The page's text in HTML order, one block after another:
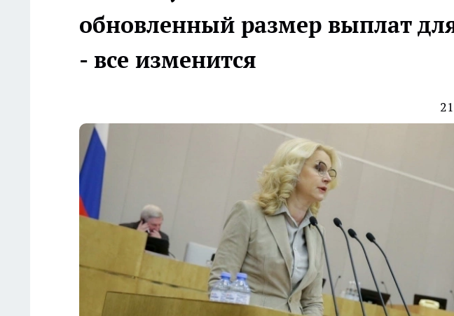
обновленный размер выплат
- все изменится